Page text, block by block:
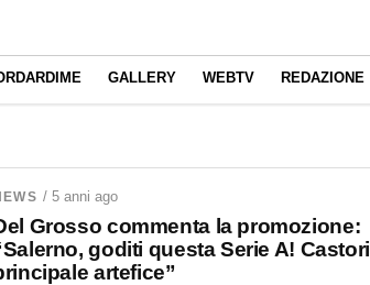
GALLERY WEBTV REDAZIONE
/ 5 anni ago
Grosso commenta la promozione:
goditi questa Serie A! Castori
artefice”